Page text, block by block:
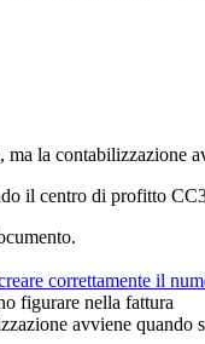
la contabilizzazione
il centro di profitto
correttamente il
figurare nella fattura
avviene quando